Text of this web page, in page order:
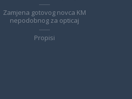
Zamjena gotovog novca KM
nepodobnog za opticaj
Propisi